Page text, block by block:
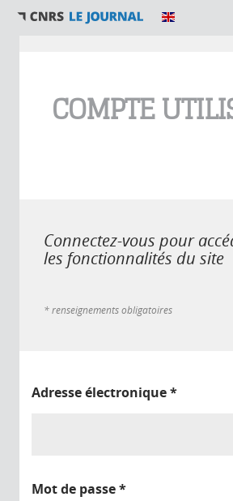
COMPTE
Connectez-vous pour
les fonctionnalités du site
* renseignements obligatoires
Adresse électronique*
Mot de passe*